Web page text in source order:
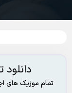
دانلود
تمام موزیک های